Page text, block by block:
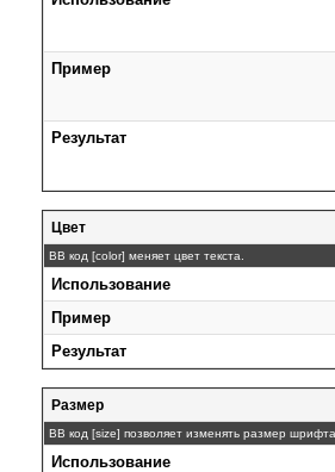
Пример
Результат
Цвет
BB код [color] меняет цвет текста.
Использование
Пример
Результат
Размер
BB код [size] позволяет изменять размер шрифта.
Использование